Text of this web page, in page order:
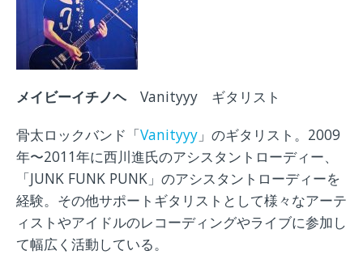
メイビーイチノヘ Vanityyy ギタリスト
骨太ロックバンド「Vanityyy 」のギタリスト。2009
年〜2011年に西川進氏のアシスタントローディー、
「JUNK FUNK PUNK」のアシスタントローディーを
経験。その他サポートギタリストとして様々なアーテ
ィストやアイドルのレコーディングやライブに参加し
て幅広く活動している。